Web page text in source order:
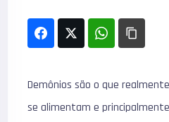
Demônios são o que
se alimentam e